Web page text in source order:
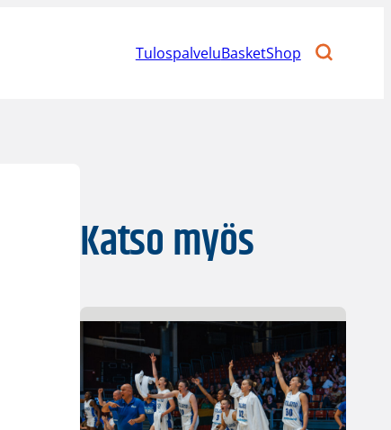
TulospalveluBasketShop
Katso myös